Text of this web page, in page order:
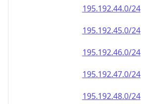
195.192.44.0/24
195.192.45.0/24
195.192.46.0/24
195.192.47.0/24
195.192.48.0/24